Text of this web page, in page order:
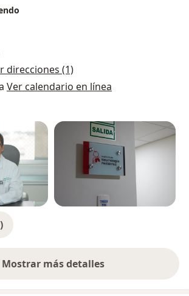
direcciones (1)
Ver calendario en línea
Mostrar más detalles
sobre la experiencia